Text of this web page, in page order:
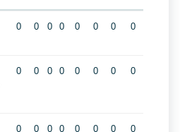
0 0 0 0 0 0 0 0
0 0 0 0 0 0 0 0
0 0 0 0 0 0 0 0